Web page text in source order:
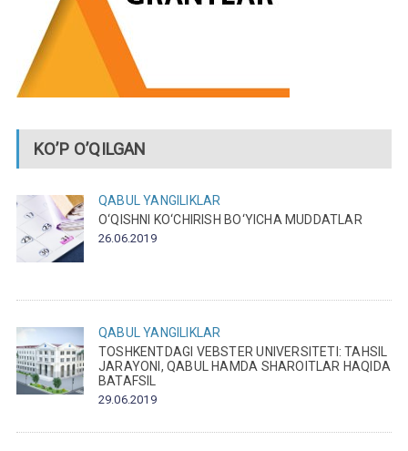
KO’P O’QILGAN
QABUL
YANGILIKLAR
O‘QISHNI KO‘CHIRISH BO‘YICHA MUDDATLAR
26.06.2019
QABUL
YANGILIKLAR
TOSHKENTDAGI VEBSTER UNIVERSITETI: TAHSIL
JARAYONI, QABUL HAMDA SHAROITLAR HAQIDA
BATAFSIL
29.06.2019